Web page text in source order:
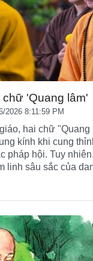
'Quang lâm'
2026 8:11:59 PM
hai chữ
kính khi cung
pháp hội. Tuy
linh sâu sắc của